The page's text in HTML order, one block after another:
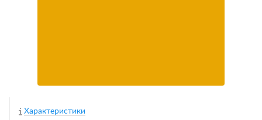
Характеристики